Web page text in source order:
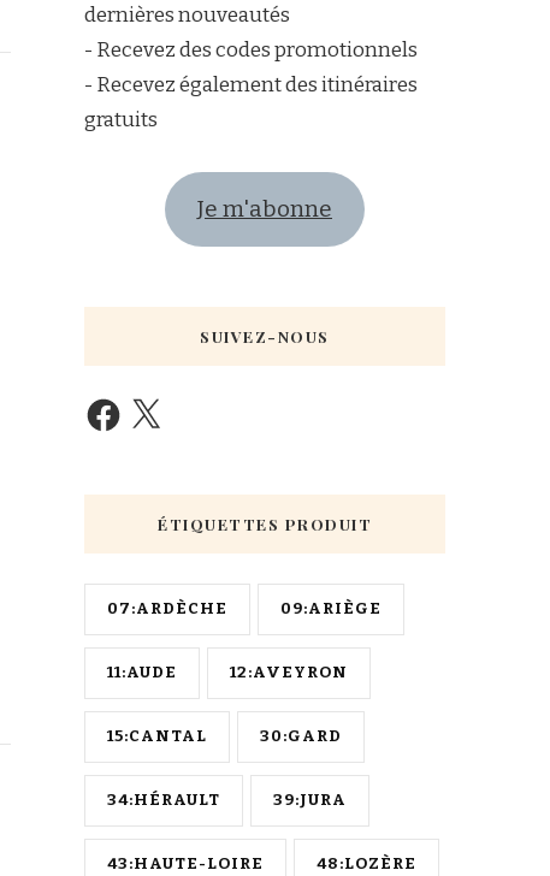
dernières nouveautés
- Recevez des codes promotionnels
- Recevez également des itinéraires
gratuits
Je m'abonne
SUIVEZ-NOUS
ÉTIQUETTES PRODUIT
07:ARDÈCHE 09:ARIÈGE
11:AUDE 12:AVEYRON
15:CANTAL 30:GARD
34:HÉRAULT 39:JURA
43:HAUTE-LOIRE 48:LOZÈRE